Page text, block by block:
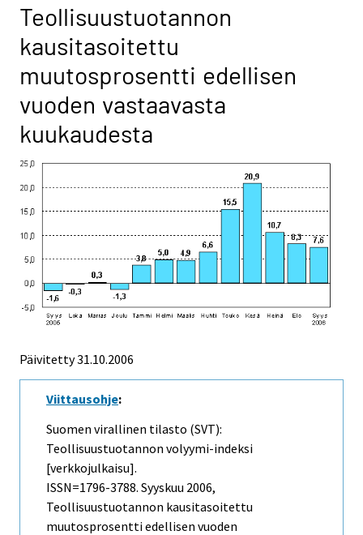
Teollisuustuotannon
kausitasoitettu
muutosprosentti edellisen
vuoden vastaavasta
kuukaudesta
Päivitetty31.10.2006
Viittausohje:
Suomen virallinen tilasto (SVT):
Teollisuustuotannon volyymi-indeksi
[verkkojulkaisu].
ISSN=1796-3788. Syyskuu 2006,
Teollisuustuotannon kausitasoitettu
muutosprosentti edellisen vuoden